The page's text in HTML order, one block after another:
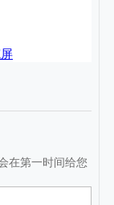
在第一时间给您